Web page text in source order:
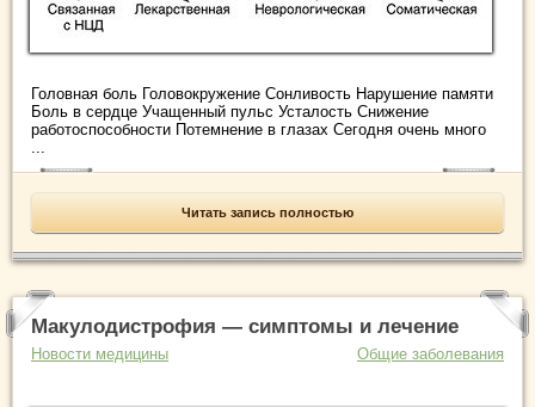
Головная боль Головокружение Сонливость Нарушение памяти
Боль в сердце Учащенный пульс Усталость Снижение
работоспособности Потемнение в глазах Сегодня очень много
Читать запись полностью
Макулодистрофия — симптомы и лечение
Новости медицины Общие заболевания